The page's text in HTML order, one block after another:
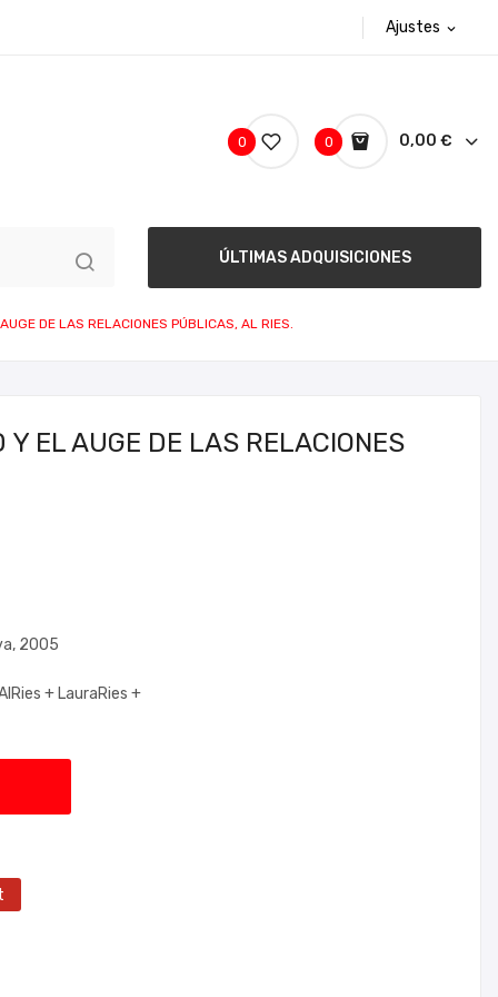
Ajustes expand_more
0 0,00 €
0
ÚLTIMAS ADQUISICIONES
DE LAS RELACIONES PÚBLICAS, AL RIES.
EL AUGE DE LAS RELACIONES
2005
+ LauraRies +